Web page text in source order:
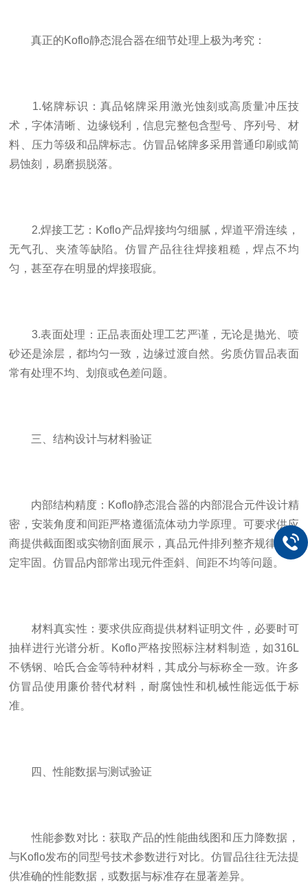
真正的Koflo静态混合器在细节处理上极为考究：
1.铭牌标识：真品铭牌采用激光蚀刻或高质量冲压技
术，字体清晰、边缘锐利，信息完整包含型号、序列号、材
料、压力等级和品牌标志。仿冒品铭牌多采用普通印刷或简
易蚀刻，易磨损脱落。
2.焊接工艺：Koflo产品焊接均匀细腻，焊道平滑连续，
无气孔、夹渣等缺陷。仿冒产品往往焊接粗糙，焊点不均
匀，甚至存在明显的焊接瑕疵。
3.表面处理：正品表面处理工艺严谨，无论是抛光、喷
砂还是涂层，都均匀一致，边缘过渡自然。劣质仿冒品表面
常有处理不均、划痕或色差问题。
三、结构设计与材料验证
内部结构精度：Koflo静态混合器的内部混合元件设计精
密，安装角度和间距严格遵循流体动力学原理。可要求供应
商提供截面图或实物剖面展示，真品元件排列整齐规律，固
定牢固。仿冒品内部常出现元件歪斜、间距不均等问题。
材料真实性：要求供应商提供材料证明文件，必要时可
抽样进行光谱分析。Koflo严格按照标注材料制造，如316L
不锈钢、哈氏合金等特种材料，其成分与标称全一致。许多
仿冒品使用廉价替代材料，耐腐蚀性和机械性能远低于标
准。
四、性能数据与测试验证
性能参数对比：获取产品的性能曲线图和压力降数据，
与Koflo发布的同型号技术参数进行对比。仿冒品往往无法提
供准确的性能数据，或数据与标准存在显著差异。